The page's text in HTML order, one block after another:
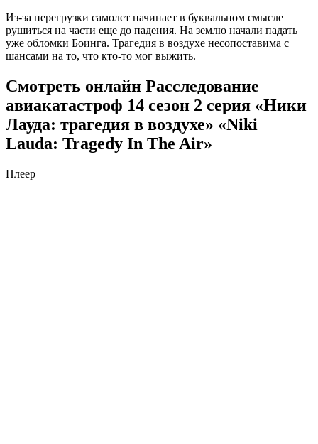
Из-за перегрузки самолет начинает в буквальном смысле
рушиться на части еще до падения. На землю начали падать
уже обломки Боинга. Трагедия в воздухе несопоставима с
шансами на то, что кто-то мог выжить.
Смотреть онлайн Расследование
авиакатастроф 14 сезон 2 серия «Ники
Лауда: трагедия в воздухе» «Niki
Lauda: Tragedy In The Air»
Плеер